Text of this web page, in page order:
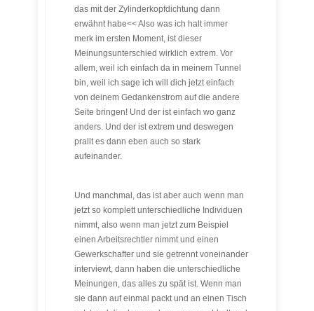
das mit der Zylinderkopfdichtung dann
erwähnt habe<< Also was ich halt immer
merk im ersten Moment, ist dieser
Meinungsunterschied wirklich extrem. Vor
allem, weil ich einfach da in meinem Tunnel
bin, weil ich sage ich will dich jetzt einfach
von deinem Gedankenstrom auf die andere
Seite bringen! Und der ist einfach wo ganz
anders. Und der ist extrem und deswegen
prallt es dann eben auch so stark
aufeinander.
Und manchmal, das ist aber auch wenn man
jetzt so komplett unterschiedliche Individuen
nimmt, also wenn man jetzt zum Beispiel
einen Arbeitsrechtler nimmt und einen
Gewerkschafter und sie getrennt voneinander
interviewt, dann haben die unterschiedliche
Meinungen, das alles zu spät ist. Wenn man
sie dann auf einmal packt und an einen Tisch